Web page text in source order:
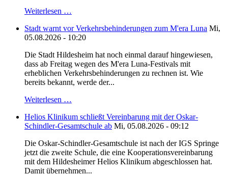
Weiterlesen …
Stadt warnt vor Verkehrsbehinderungen zum M'era Luna Mi,
05.08.2026 - 10:20
Die Stadt Hildesheim hat noch einmal darauf hingewiesen,
dass ab Freitag wegen des M'era Luna-Festivals mit
erheblichen Verkehrsbehinderungen zu rechnen ist. Wie
bereits bekannt, werde der...
Weiterlesen …
Helios Klinikum schließt Vereinbarung mit der Oskar-
Schindler-Gesamtschule ab Mi, 05.08.2026 - 09:12
Die Oskar-Schindler-Gesamtschule ist nach der IGS Springe
jetzt die zweite Schule, die eine Kooperationsvereinbarung
mit dem Hildesheimer Helios Klinikum abgeschlossen hat.
Damit übernehmen...